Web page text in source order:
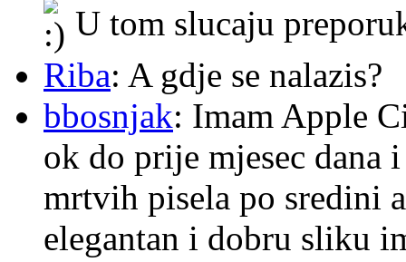
U tom slucaju
Riba: A gdje se nalazis?
bbosnjak: Imam Apple
ok do prije mjesec dana
mrtvih pisela po sredini
elegantan i dobru sliku